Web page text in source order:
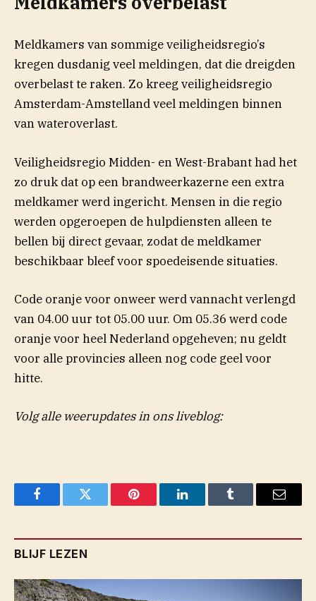
Meldkamers van sommige veiligheidsregio’s
kregen dusdanig veel meldingen, dat die dreigden
overbelast te raken. Zo kreeg veiligheidsregio
Amsterdam-Amstelland veel meldingen binnen
van wateroverlast.
Veiligheidsregio Midden- en West-Brabant had het
zo druk dat op een brandweerkazerne een extra
meldkamer werd ingericht. Mensen in die regio
werden opgeroepen de hulpdiensten alleen te
bellen bij direct gevaar, zodat de meldkamer
beschikbaar bleef voor spoedeisende situaties.
Code oranje voor onweer werd vannacht verlengd
van 04.00 uur tot 05.00 uur. Om 05.36 werd code
oranje voor heel Nederland opgeheven; nu geldt
voor alle provincies alleen nog code geel voor
hitte.
Volg alle weerupdates in ons liveblog:
FacebookTwitter Pinterest LinkedInTumblr Email
BLIJF LEZEN